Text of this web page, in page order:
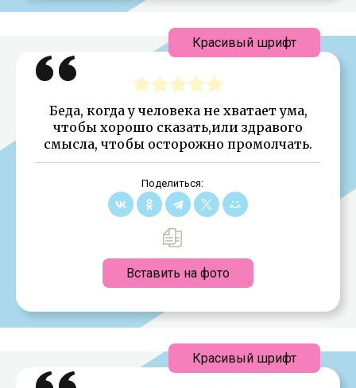
Беда, когда у человека не хватает ума,
чтобы хорошо сказать,или здравого
смысла, чтобы осторожно промолчать.
Поделиться:
Вставить на фото
Красивый шрифт
Красивый шрифт